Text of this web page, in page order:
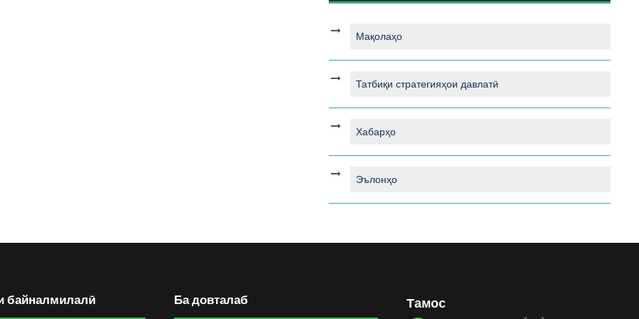
Мақолаҳо
Татбиқи стратегияҳои давлатӣ
Хабарҳо
Эълонҳо
байналмилалӣ Ба довталаб Тамос